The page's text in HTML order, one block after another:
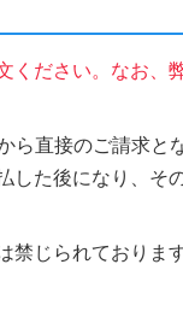
ださい。なお、
ら直接のご請求
た後になり、そ
禁じられておりま